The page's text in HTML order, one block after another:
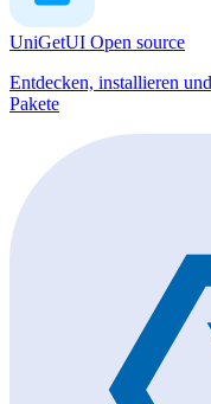
UniGetUI Open source
Entdecken, installieren
Pakete